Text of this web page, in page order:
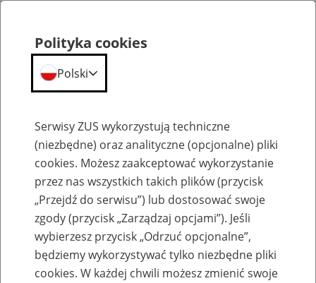
Pojęcie niezdolności do pracy
Organy orzekające
Polityka cookies
Polski
Serwisy ZUS wykorzystują techniczne
(niezbędne) oraz analityczne (opcjonalne) pliki
cookies. Możesz zaakceptować wykorzystanie
przez nas wszystkich takich plików (przycisk
„Przejdź do serwisu”) lub dostosować swoje
zgody (przycisk „Zarządzaj opcjami”). Jeśli
wybierzesz przycisk „Odrzuć opcjonalne”,
będziemy wykorzystywać tylko niezbędne pliki
cookies. W każdej chwili możesz zmienić swoje